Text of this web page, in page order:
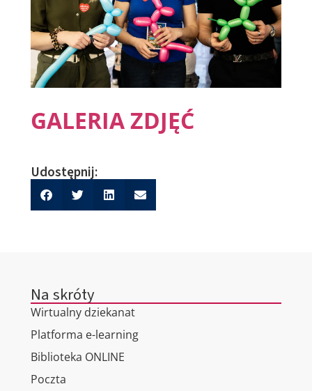
GALERIA ZDJĘĆ
Udostępnij:
Na skróty
Wirtualny dziekanat
Platforma e-learning
Biblioteka ONLINE
Poczta